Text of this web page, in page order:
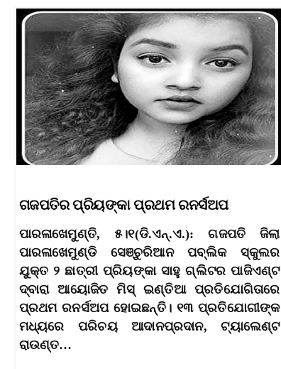
ଗଜପତିର ପ୍ରିୟଙ୍କା ପ୍ରଥମ ରନର୍ସଅପ
ପାରଳାଖେମୁଣ୍ତି, ୫।୧(ଡି.ଏନ୍‌.ଏ.): ଗଜପତି ଜିଲା
ପାରଳାଖେମୁଣ୍ଡି ସେଞ୍ଚୁରିଆନ ପବ୍ଲିକ ସ୍କୁଲର
ଯୁକ୍ତ ୨ ଛାତ୍ରୀ ପ୍ରିୟଙ୍କା ସାହୁ ଗ୍ଲିଟର ପାଜିଏଣ୍ଟ
ଦ୍ବାରା ଆୟୋଜିତ ମିସ୍‌ ଇଣ୍ତିଆ ପ୍ରତିଯୋଗିତାରେ
ପ୍ରଥମ ରନର୍ସଅପ ହୋଇଛନ୍ତି। ୧୩ ପ୍ରତିଯୋଗୀଙ୍କ
ମଧ୍ୟରେ ପରିଚୟ ଆଦାନପ୍ରଦାନ, ଟ୍ୟାଲେଣ୍ଟ
ରାଉଣ୍ତ…